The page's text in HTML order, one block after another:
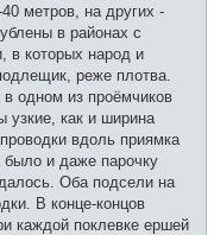
метров, на других -
в районах с
в которых народ и
реже плотва.
одном из проёмчиков
как и ширина
вдоль приямка
было и даже парочку
Оба подсели на
В конце-концов
каждой поклевке ершей